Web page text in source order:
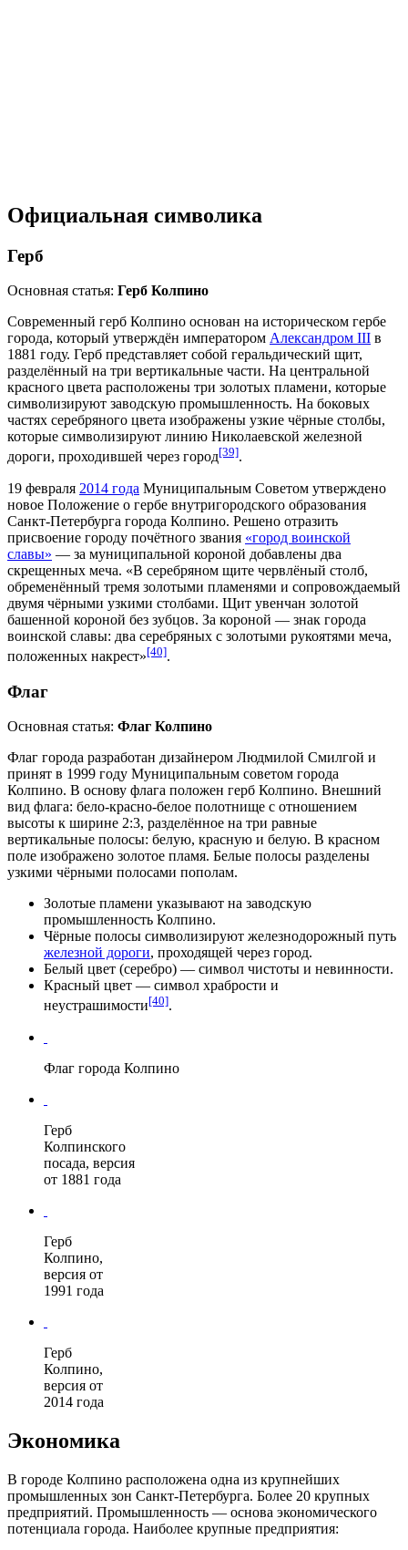
Официальная символика
Герб
Основная статья: Герб Колпино
Современный герб Колпино основан на историческом гербе
города, который утверждён императором Александром III в
1881 году. Герб представляет собой геральдический щит,
разделённый на три вертикальные части. На центральной
красного цвета расположены три золотых пламени, которые
символизируют заводскую промышленность. На боковых
частях серебряного цвета изображены узкие чёрные столбы,
которые символизируют линию Николаевской железной
дороги, проходившей через город[39].
19 февраля 2014 года Муниципальным Советом утверждено
новое Положение о гербе внутригородского образования
Санкт-Петербурга города Колпино. Решено отразить
присвоение городу почётного звания «город воинской
славы» — за муниципальной короной добавлены два
скрещенных меча. «В серебряном щите червлёный столб,
обременённый тремя золотыми пламенями и сопровождаемый
двумя чёрными узкими столбами. Щит увенчан золотой
башенной короной без зубцов. За короной — знак города
воинской славы: два серебряных с золотыми рукоятями меча,
положенных накрест»[40].
Флаг
Основная статья: Флаг Колпино
Флаг города разработан дизайнером Людмилой Смилгой и
принят в 1999 году Муниципальным советом города
Колпино. В основу флага положен герб Колпино. Внешний
вид флага: бело-красно-белое полотнище с отношением
высоты к ширине 2:3, разделённое на три равные
вертикальные полосы: белую, красную и белую. В красном
поле изображено золотое пламя. Белые полосы разделены
узкими чёрными полосами пополам.
Золотые пламени указывают на заводскую
промышленность Колпино.
Чёрные полосы символизируют железнодорожный путь
железной дороги, проходящей через город.
Белый цвет (серебро) — символ чистоты и невинности.
Красный цвет — символ храбрости и
неустрашимости[40].
Флаг города Колпино
Герб
Колпинского
посада, версия
от 1881 года
Герб
Колпино,
версия от
1991 года
Герб
Колпино,
версия от
2014 года
Экономика
В городе Колпино расположена одна из крупнейших
промышленных зон Санкт-Петербурга. Более 20 крупных
предприятий. Промышленность — основа экономического
потенциала города. Наиболее крупные предприятия: